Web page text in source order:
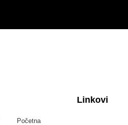
Linkovi
Početna